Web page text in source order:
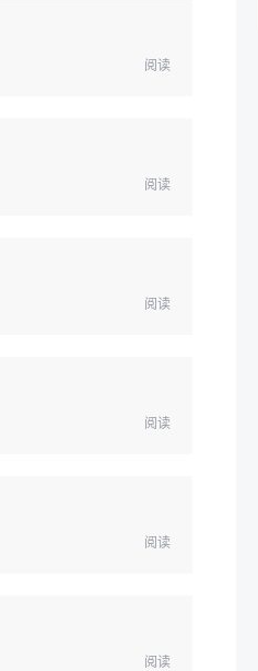
阅读
阅读
阅读
阅读
阅读
阅读